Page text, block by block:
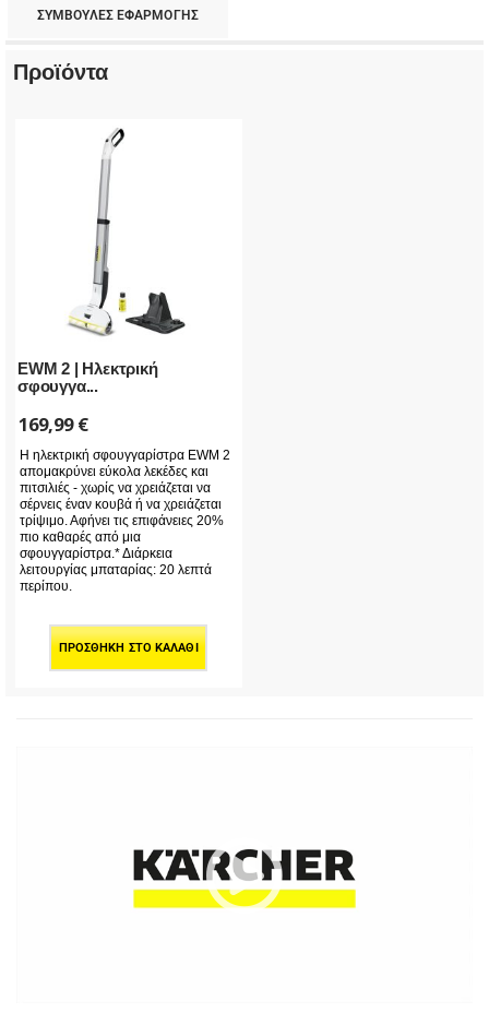
ΣΥΜΒΟΥΛΕΣ ΕΦΑΡΜΟΓΗΣ
Προϊόντα
EWM 2 | Ηλεκτρική
σφουγγα...
169,99€
Η ηλεκτρική σφουγγαρίστρα EWM 2
απομακρύνει εύκολα λεκέδες και
πιτσιλιές - χωρίς να χρειάζεται να
σέρνεις έναν κουβά ή να χρειάζεται
τρίψιμο. Αφήνει τις επιφάνειες 20%
πιο καθαρές από μια
σφουγγαρίστρα.* Διάρκεια
λειτουργίας μπαταρίας: 20 λεπτά
περίπου.
ΠΡΟΣΘΉΚΗ ΣΤΟ ΚΑΛΆΘΙ